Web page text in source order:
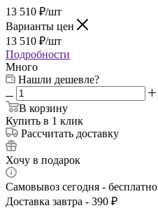
13 510 ₽/шт
Варианты цен
13 510 ₽/шт
Подробности
Много
Нашли дешевле?
В корзину
Купить в 1 клик
Рассчитать доставку
Хочу в подарок
Самовывоз сегодня - бесплатно
Доставка завтра - 390 ₽